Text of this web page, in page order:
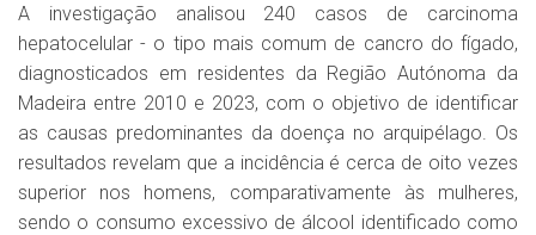
A investigação analisou 240 casos de carcinoma
hepatocelular - o tipo mais comum de cancro do fígado,
diagnosticados em residentes da Região Autónoma da
Madeira entre 2010 e 2023, com o objetivo de identificar
as causas predominantes da doença no arquipélago. Os
resultados revelam que a incidência é cerca de oito vezes
superior nos homens, comparativamente às mulheres,
sendo o consumo excessivo de álcool identificado como